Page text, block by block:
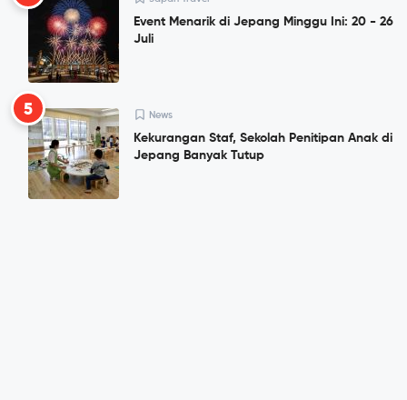
Event Menarik di Jepang Minggu Ini: 20 - 26
Juli
5 News
Kekurangan Staf, Sekolah Penitipan Anak di
Jepang Banyak Tutup